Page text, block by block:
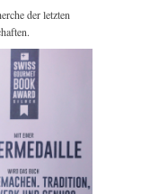
der letzten